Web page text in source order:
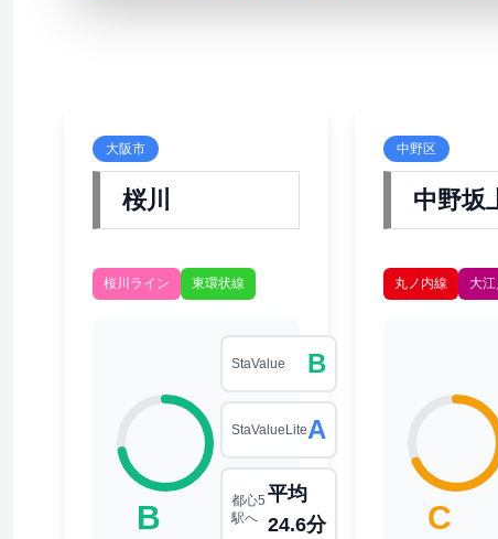
大阪市
桜川
桜川ライン 東環状線
B
StaValue B
StaValueLiteA
都心5
駅へ
平均
24.6分
中野区
中野坂
丸ノ内線 大江
C